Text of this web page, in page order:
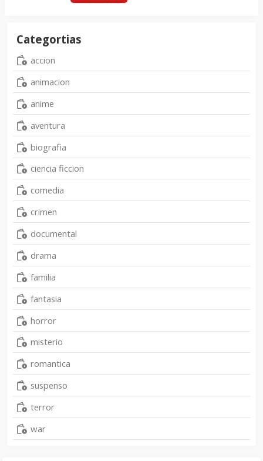
Categortias
accion
animacion
anime
aventura
biografia
ciencia ficcion
comedia
crimen
documental
drama
familia
fantasia
horror
misterio
romantica
suspenso
terror
war